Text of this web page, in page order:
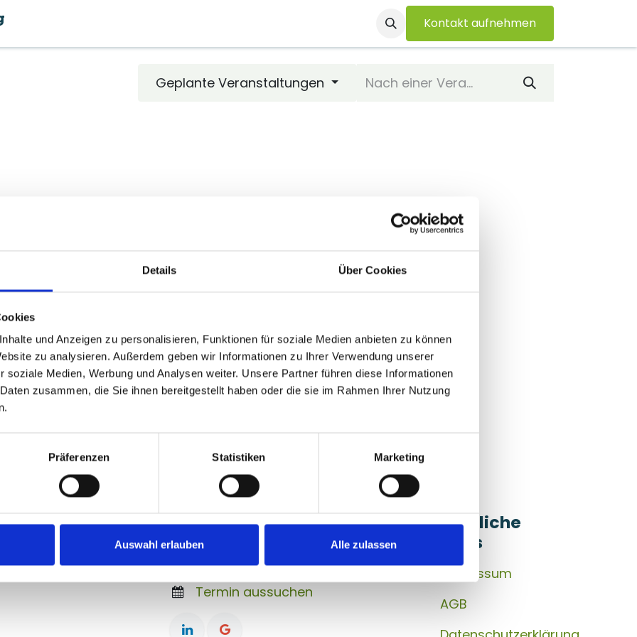
Details Über Cookies
und Anzeigen zu personalisieren, Funktionen für soziale Medien anbieten zu können
zu analysieren. Außerdem geben wir Informationen zu Ihrer Verwendung unserer
soziale Medien, Werbung und Analysen weiter. Unsere Partner führen diese Informationen
zusammen, die Sie ihnen bereitgestellt haben oder die sie im Rahmen Ihrer Nutzung
Präferenzen Statistiken Marketing
Auswahl erlauben Alle zulassen
Über Uns Veranstaltungen
Kontakt aufnehmen
Geplante Veranstaltungen
Nehmen Sie Kontakt auf
Kontaktieren Sie uns
Termin aussuchen
Nützliche
Links
Impressum
AGB